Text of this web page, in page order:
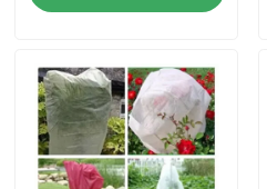
Nicht gewebte Gewebe
mit einem Durchmesser